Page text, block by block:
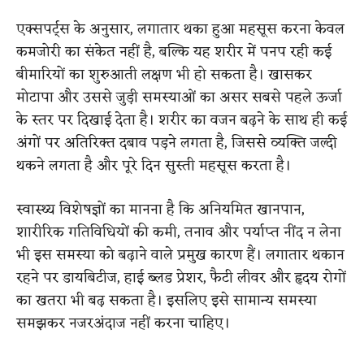
एक्सपर्ट्स के अनुसार, लगातार थका हुआ महसूस करना केवल
कमजोरी का संकेत नहीं है, बल्कि यह शरीर में पनप रही कई
बीमारियों का शुरुआती लक्षण भी हो सकता है। खासकर
मोटापा और उससे जुड़ी समस्याओं का असर सबसे पहले ऊर्जा
के स्तर पर दिखाई देता है। शरीर का वजन बढ़ने के साथ ही कई
अंगों पर अतिरिक्त दबाव पड़ने लगता है, जिससे व्यक्ति जल्दी
थकने लगता है और पूरे दिन सुस्ती महसूस करता है।
स्वास्थ्य विशेषज्ञों का मानना है कि अनियमित खानपान,
शारीरिक गतिविधियों की कमी, तनाव और पर्याप्त नींद न लेना
भी इस समस्या को बढ़ाने वाले प्रमुख कारण हैं। लगातार थकान
रहने पर डायबिटीज, हाई ब्लड प्रेशर, फैटी लीवर और हृदय रोगों
का खतरा भी बढ़ सकता है। इसलिए इसे सामान्य समस्या
समझकर नजरअंदाज नहीं करना चाहिए।